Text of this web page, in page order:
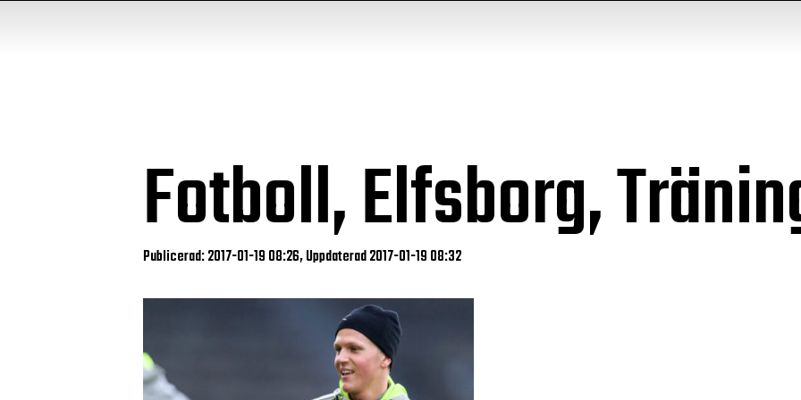
Fotboll, Elfsborg,
Publicerad: 2017-01-19 08:26, Uppdaterad 2017-01-19 08:32